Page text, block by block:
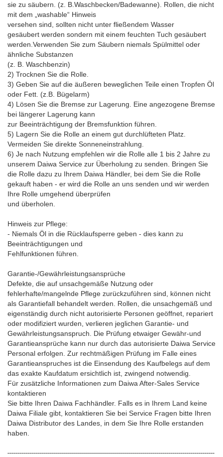
sie zu säubern. (z. B.Waschbecken/Badewanne). Rollen, die nicht
mit dem „washable“ Hinweis
versehen sind, sollten nicht unter fließendem Wasser
gesäubert werden sondern mit einem feuchten Tuch gesäubert
werden.Verwenden Sie zum Säubern niemals Spülmittel oder
ähnliche Substanzen
(z. B. Waschbenzin)
2) Trocknen Sie die Rolle.
3) Geben Sie auf die äußeren beweglichen Teile einen Tropfen Öl
oder Fett. (z.B. Bügelarm)
4) Lösen Sie die Bremse zur Lagerung. Eine angezogene Bremse
bei längerer Lagerung kann
zur Beeinträchtigung der Bremsfunktion führen.
5) Lagern Sie die Rolle an einem gut durchlüfteten Platz.
Vermeiden Sie direkte Sonneneinstrahlung.
6) Je nach Nutzung empfehlen wir die Rolle alle 1 bis 2 Jahre zu
unserem Daiwa Service zur Überholung zu senden. Bringen Sie
die Rolle dazu zu Ihrem Daiwa Händler, bei dem Sie die Rolle
gekauft haben - er wird die Rolle an uns senden und wir werden
Ihre Rolle umgehend überprüfen
und überholen.
Hinweis zur Pflege:
- Niemals Öl in die Rücklaufsperre geben - dies kann zu
Beeinträchtigungen und
Fehlfunktionen führen.
Garantie-/Gewährleistungsansprüche
Defekte, die auf unsachgemäße Nutzung oder
fehlerhafte/mangelnde Pflege zurückzuführen sind, können nicht
als Garantiefall behandelt werden. Rollen, die unsachgemäß und
eigenständig durch nicht autorisierte Personen geöffnet, repariert
oder modifiziert wurden, verlieren jeglichen Garantie- und
Gewährleistungsanspruch. Die Prüfung etwaiger Gewähr-und
Garantieansprüche kann nur durch das autorisierte Daiwa Service
Personal erfolgen. Zur rechtmäßigen Prüfung im Falle eines
Garantieanspruches ist die Einsendung des Kaufbelegs auf dem
das exakte Kaufdatum ersichtlich ist, zwingend notwendig.
Für zusätzliche Informationen zum Daiwa After-Sales Service
kontaktieren
Sie bitte Ihren Daiwa Fachhändler. Falls es in Ihrem Land keine
Daiwa Filiale gibt, kontaktieren Sie bei Service Fragen bitte Ihren
Daiwa Distributor des Landes, in dem Sie Ihre Rolle erstanden
haben.
--------------------------------------------------------------------------------------------------------